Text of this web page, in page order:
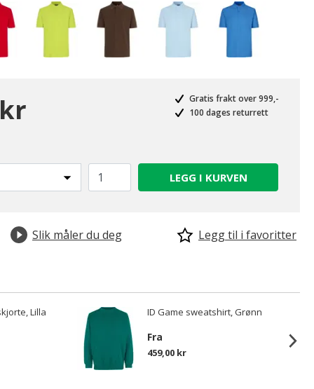
Gratis frakt over 999,-
100 dages returrett
LEGG I KURVEN
Slik måler du deg Legg til i favoritter
Lilla ID Game sweatshirt, Grønn
Fra
459,00 kr